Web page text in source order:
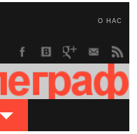
О НАС